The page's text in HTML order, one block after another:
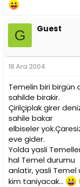
G Guest
18 Ara 2004
Temelin biri birgün
sahilde birakir.
Çirilçiplak girer
sahile bakar
elbiseler
eve gider.
Yolda yasli
hal Temel durumu
anlatir, yasli
kim taniyacak...